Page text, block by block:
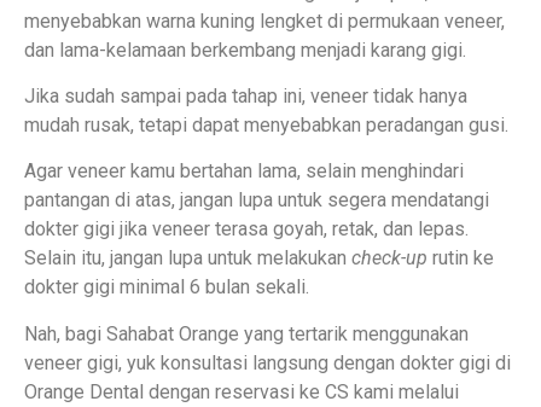
menyebabkan warna kuning lengket di permukaan veneer,
dan lama-kelamaan berkembang menjadi karang gigi.
Jika sudah sampai pada tahap ini, veneer tidak hanya
mudah rusak, tetapi dapat menyebabkan peradangan gusi.
Agar veneer kamu bertahan lama, selain menghindari
pantangan di atas, jangan lupa untuk segera mendatangi
dokter gigi jika veneer terasa goyah, retak, dan lepas.
Selain itu, jangan lupa untuk melakukan check-up rutin ke
dokter gigi minimal 6 bulan sekali.
Nah, bagi Sahabat Orange yang tertarik menggunakan
veneer gigi, yuk konsultasi langsung dengan dokter gigi di
Orange Dental dengan reservasi ke CS kami melalui